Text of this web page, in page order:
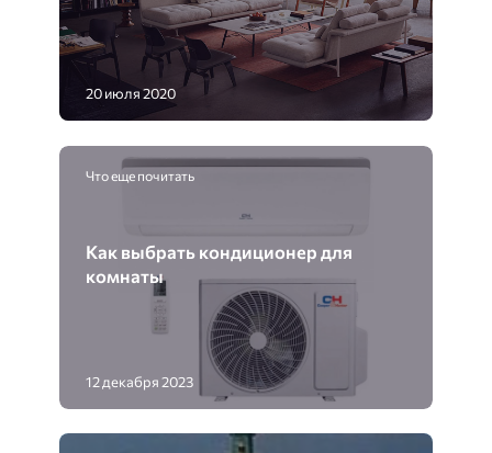
20 июля 2020
Что еще почитать
Как выбрать кондиционер для
комнаты
12 декабря 2023